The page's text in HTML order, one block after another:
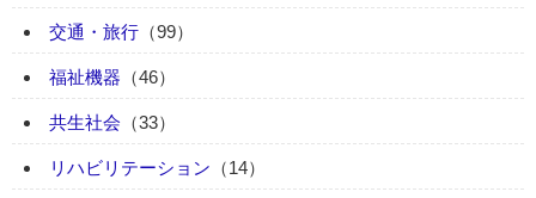
交通・旅行 （99）
福祉機器 （46）
共生社会 （33）
リハビリテーション （14）